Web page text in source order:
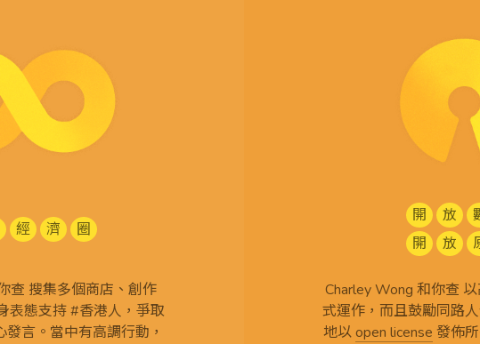
經 濟 圈
查 搜集多個商店、創作
表態支持 #香港人，爭取
言。當中有高調行動，
開 放
開
放
Charley Wong 和你查
式運作，而且鼓勵同路
地以open license 發佈